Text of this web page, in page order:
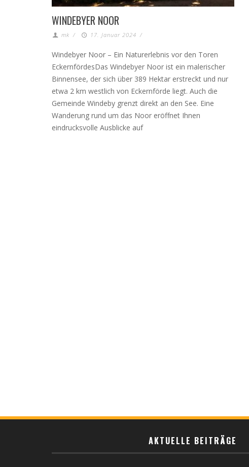
WINDEBYER NOOR
mk / 17. Januar 2024 /
Windebyer Noor – Ein Naturerlebnis vor den Toren
EckernfördesDas Windebyer Noor ist ein malerischer
Binnensee, der sich über 389 Hektar erstreckt und nur
etwa 2 km westlich von Eckernförde liegt. Auch die
Gemeinde Windeby grenzt direkt an den See. Eine
Wanderung rund um das Noor eröffnet Ihnen
eindrucksvolle Ausblicke auf
AKTUELLE BEITRÄGE